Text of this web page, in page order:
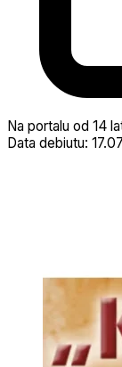
Na portalu od 14
Data debiutu: